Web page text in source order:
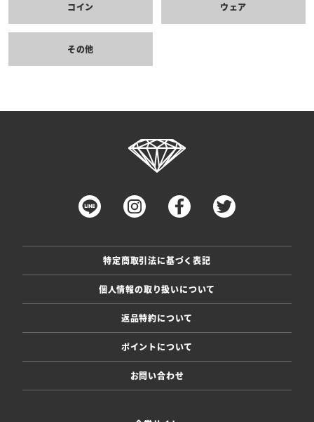
コイン ウェア
その他
特定商取引法に基づく表記
個人情報の取り扱いについて
返品特約について
ポイントについて
お問い合わせ